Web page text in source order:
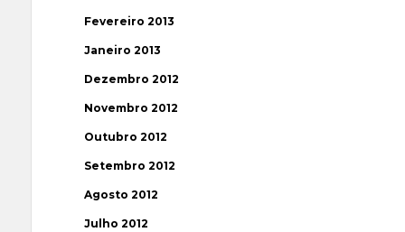
Fevereiro 2013
Janeiro 2013
Dezembro 2012
Novembro 2012
Outubro 2012
Setembro 2012
Agosto 2012
Julho 2012